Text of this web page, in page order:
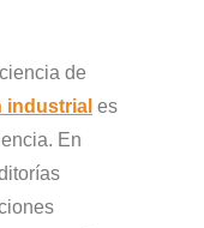
de
industrial es
En